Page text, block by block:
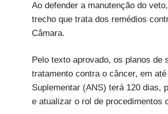
Ao defender a manutenção do
trecho que trata dos remédios
Câmara.
Pelo texto aprovado, os planos de
tratamento contra o câncer, em
Suplementar (ANS) terá 120 dias,
e atualizar o rol de procedimentos